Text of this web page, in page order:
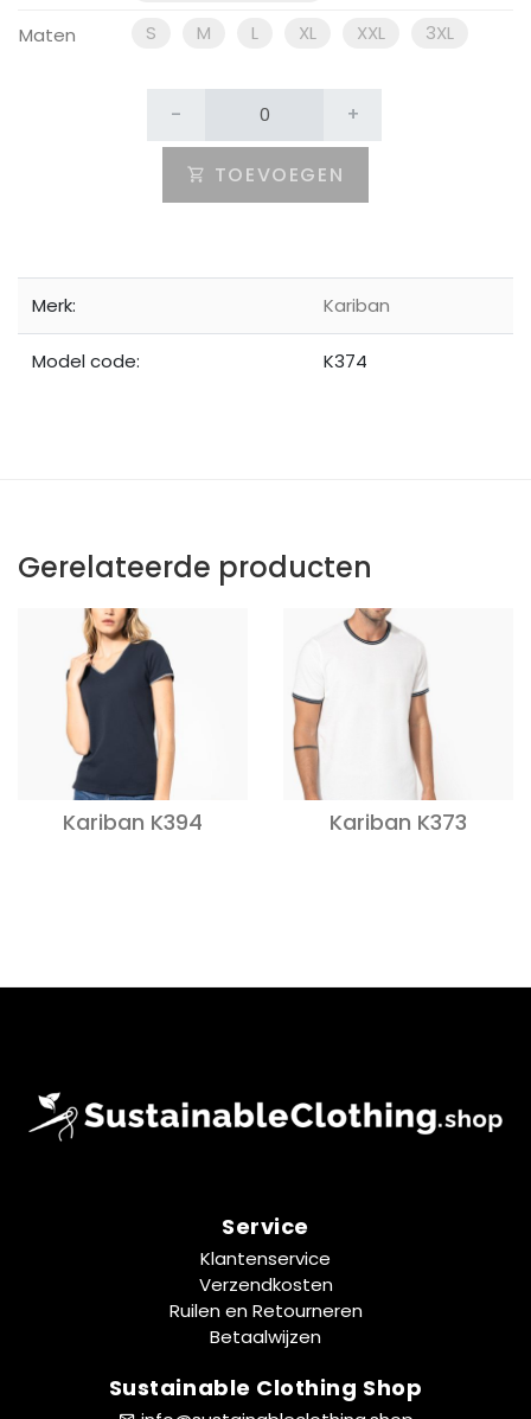
Maten
S M L XL XXL 3XL
- +
TOEVOEGEN
Merk: Kariban
Model code: K374
Gerelateerde producten
Kariban K394 Kariban K373
Service
Klantenservice
Verzendkosten
Ruilen en Retourneren
Betaalwijzen
Sustainable Clothing Shop